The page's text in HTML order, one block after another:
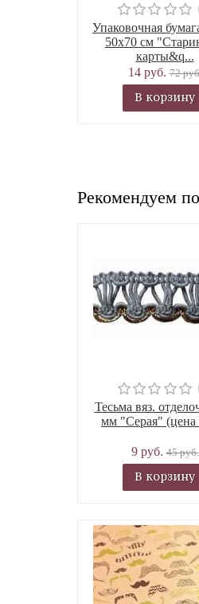
Упаковочная
50х70 см
карты&q...
14 руб.72
В корзину
Рекомендуем
Тесьма вяз.
мм "Серая" (цена
9 руб.45 руб.
В корзину